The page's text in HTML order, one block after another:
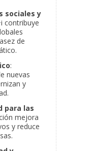
sociales y
contribuye
de
:
nuevas
y
para las
mejora
y reduce